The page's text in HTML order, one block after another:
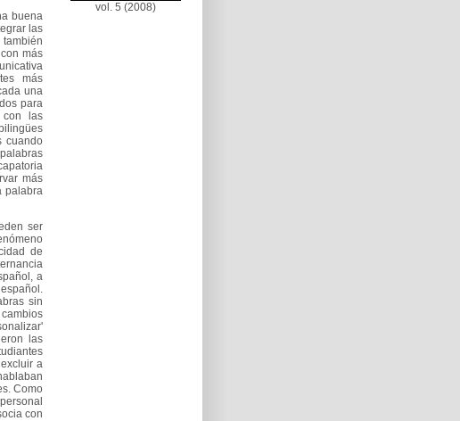
buena
las
más
más
una
para
con las
cuando
más
palabra
ser
de
a
sin
las
a
Como
con
vol. 5 (2008)